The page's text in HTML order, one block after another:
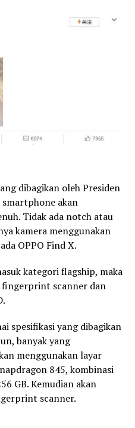
dibagikan oleh Presiden
akan
Tidak ada notch atau
kamera menggunakan
OPPO Find X.
kategori flagship, maka
scanner dan
spesifikasi yang dibagikan
banyak yang
menggunakan layar
845, kombinasi
GB. Kemudian akan
scanner.